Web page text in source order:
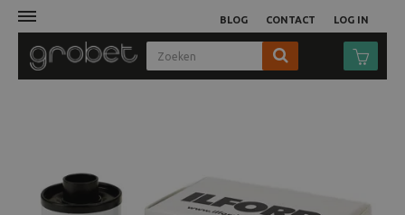
LOG IN
BLOG CONTACT
Objectieven